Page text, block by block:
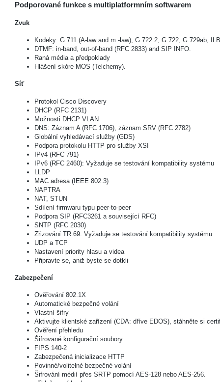
Podporované funkce s multiplatformním softwarem
Zvuk
Kodeky: G.711 (A-law and m -law), G.722.2, G.722, G.729ab,
DTMF: in-band, out-of-band (RFC 2833) and SIP INFO.
Raná média a předpoklady
Hlášení skóre MOS (Telchemy).
Síť
Protokol Cisco Discovery
DHCP (RFC 2131)
Možnosti DHCP VLAN
DNS: Záznam A (RFC 1706), záznam SRV (RFC 2782)
Globální vyhledávací služby (GDS)
Podpora protokolu HTTP pro služby XSI
IPv4 (RFC 791)
IPv6 (RFC 2460): Vyžaduje se testování kompatibility systému
LLDP
MAC adresa (IEEE 802.3)
NAPTRA
NAT, STUN
Sdílení firmwaru typu peer-to-peer
Podpora SIP (RFC3261 a související RFC)
SNTP (RFC 2030)
Zřizování TR.69: Vyžaduje se testování kompatibility systému
UDP a TCP
Nastavení priority hlasu a videa
Připravte se, aniž byste se dotkli
Zabezpečení
Ověřování 802.1X
Automatické bezpečné volání
Vlastní šifry
Aktivujte klientské zařízení (CDA: dříve EDOS), stáhněte si
Ověření přehledu
Šifrované konfigurační soubory
FIPS 140-2
Zabezpečená inicializace HTTP
Povinné/volitelné bezpečné volání
Šifrování médií přes SRTP pomocí AES-128 nebo AES-256.